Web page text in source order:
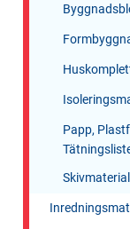
Papp,
Skivmaterial